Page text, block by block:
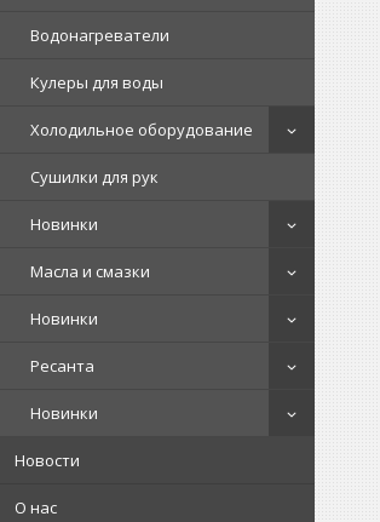
Водонагреватели
Кулеры для воды
Холодильное оборудование
Сушилки для рук
Новинки
Масла и смазки
Новинки
Ресанта
Новинки
Новости
О нас